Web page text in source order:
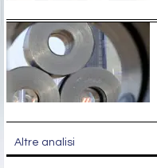
Altre analisi